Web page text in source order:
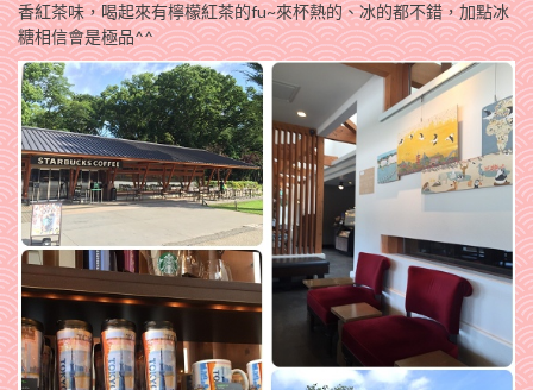
香紅茶味，喝起來有檸檬紅茶的fu~來杯熱的、冰的都不錯，加點冰
糖相信會是極品^^